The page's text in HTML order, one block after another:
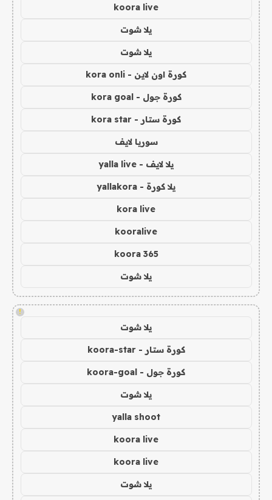
koora live
يلا شوت
يلا شوت
كورة اون لاين - kora onli
كورة جول - kora goal
كورة ستار - kora star
سوريا لايف
يلا لايف - yalla live
يلا كورة - yallakora
kora live
kooralive
koora 365
يلا شوت
!
يلا شوت
كورة ستار - koora-star
كورة جول - koora-goal
يلا شوت
yalla shoot
koora live
koora live
يلا شوت